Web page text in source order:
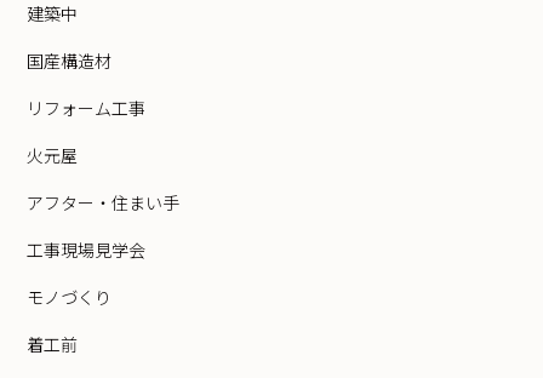
建築中
国産構造材
リフォーム工事
火元屋
アフター・住まい手
工事現場見学会
モノづくり
着工前